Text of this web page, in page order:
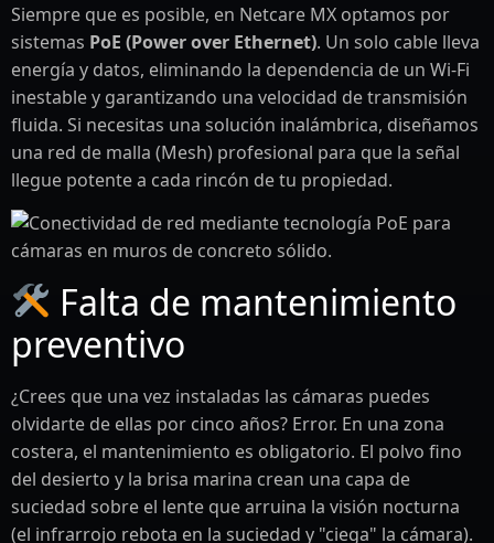
Siempre que es posible, en Netcare MX optamos por
sistemas PoE (Power over Ethernet). Un solo cable lleva
energía y datos, eliminando la dependencia de un Wi-Fi
inestable y garantizando una velocidad de transmisión
fluida. Si necesitas una solución inalámbrica, diseñamos
una red de malla (Mesh) profesional para que la señal
llegue potente a cada rincón de tu propiedad.
Falta de mantenimiento
preventivo
¿Crees que una vez instaladas las cámaras puedes
olvidarte de ellas por cinco años? Error. En una zona
costera, el mantenimiento es obligatorio. El polvo fino
del desierto y la brisa marina crean una capa de
suciedad sobre el lente que arruina la visión nocturna
(el infrarrojo rebota en la suciedad y "ciega" la cámara).